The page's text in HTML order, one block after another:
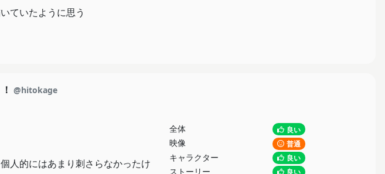
ていたように思う
@hitokage
全体 良い
映像 普通
キャラクター 良い
ストーリー 良い
人的にはあまり刺さらなかったけ